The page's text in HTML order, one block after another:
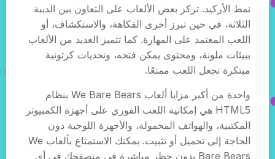
نمط الأركيد. تركز بعض الألعاب على التعاون بين الدببة
الثلاثة، في حين تبرز أخرى الفكاهة، والاستكشاف، أو
اللعب المعتمد على المهارة. كما تتميز العديد من الألعاب
ببيئات ملونة، ومحتوى يمكن فتحه، وتحديات كرتونية
مبتكرة تجعل اللعب ممتعًا.
واحدة من أكبر مزايا ألعاب We Bare Bears بنظام
HTML5 هي إمكانية اللعب الفوري على أجهزة الكمبيوتر
المكتبية، والهواتف المحمولة، والأجهزة اللوحية دون
الحاجة إلى تحميل أو تثبيت. يمكنك الاستمتاع بألعاب We
Bare Bears بدون حظر مباشرة في متصفحك في أي